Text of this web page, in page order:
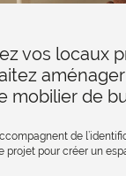
vos locaux
mobilier de
de
projet pour créer un